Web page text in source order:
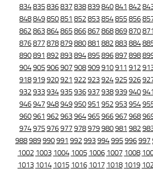
834835836837838839840841 842
848849850851 852853854855856
862863864865866867868869870871
876877878879880881 882883884
890891 892893894895896897898
904905906907908909910911 912
918919920921 922923924925926
932933934935936937938939940941
946947948949950951 952953954
960961 962963964965966967968
974975976977978979980981 982
988989990991 992993994995996997
1002 1003 1004 1005 1006 1007 1008
1013 1014 1015 1016 1017 1018 1019